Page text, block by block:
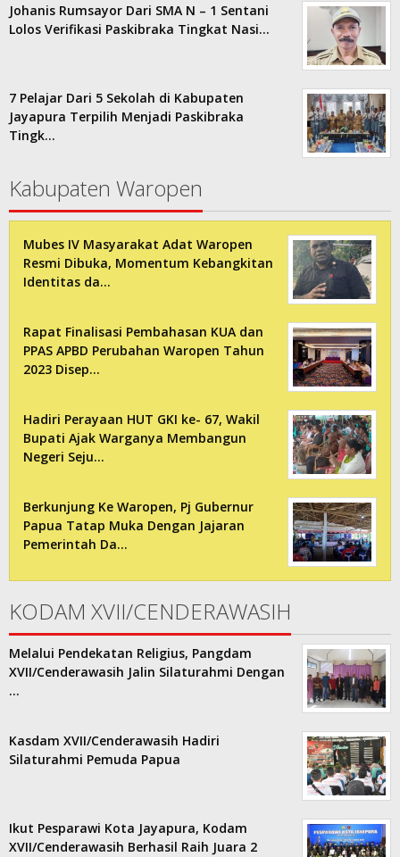
Johanis Rumsayor Dari SMA N – 1 Sentani
Lolos Verifikasi Paskibraka Tingkat Nasi…
7 Pelajar Dari 5 Sekolah di Kabupaten
Jayapura Terpilih Menjadi Paskibraka
Tingk…
Kabupaten Waropen
Mubes IV Masyarakat Adat Waropen
Resmi Dibuka, Momentum Kebangkitan
Identitas da…
Rapat Finalisasi Pembahasan KUA dan
PPAS APBD Perubahan Waropen Tahun
2023 Disep…
Hadiri Perayaan HUT GKI ke- 67, Wakil
Bupati Ajak Warganya Membangun
Negeri Seju…
Berkunjung Ke Waropen, Pj Gubernur
Papua Tatap Muka Dengan Jajaran
Pemerintah Da…
KODAM XVII/CENDERAWASIH
Melalui Pendekatan Religius, Pangdam
XVII/Cenderawasih Jalin Silaturahmi Dengan
…
Kasdam XVII/Cenderawasih Hadiri
Silaturahmi Pemuda Papua
Ikut Pesparawi Kota Jayapura, Kodam
XVII/Cenderawasih Berhasil Raih Juara 2